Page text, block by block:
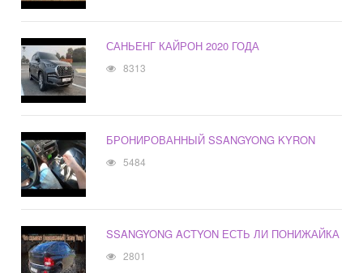
САНЬЕНГ КАЙРОН 2020 ГОДА
8313
БРОНИРОВАННЫЙ SSANGYONG KYRON
5484
SSANGYONG ACTYON ЕСТЬ ЛИ ПОНИЖАЙКА
2801